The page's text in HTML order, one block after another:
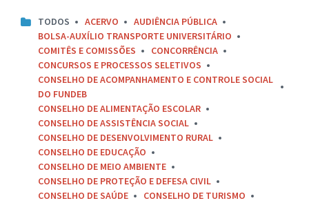
TODOS ACERVO
AUDIÊNCIA PÚBLICA
BOLSA-AUXÍLIO TRANSPORTE UNIVERSITÁRIO
COMITÊS E COMISSÕES
CONCORRÊNCIA
CONCURSOS E PROCESSOS SELETIVOS
CONSELHO DE ACOMPANHAMENTO E CONTROLE SOCIAL
DO FUNDEB
CONSELHO DE ALIMENTAÇÃO ESCOLAR
CONSELHO DE ASSISTÊNCIA SOCIAL
CONSELHO DE DESENVOLVIMENTO RURAL
CONSELHO DE EDUCAÇÃO
CONSELHO DE MEIO AMBIENTE
CONSELHO DE PROTEÇÃO E DEFESA CIVIL
CONSELHO DE SAÚDE
CONSELHO DE TURISMO